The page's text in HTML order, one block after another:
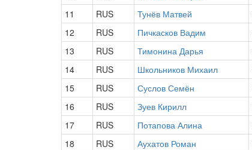
11
RUS Тунёв Матвей
12
RUS Пичкасков Вадим
13
RUS Тимонина Дарья
14
RUS Школьников Михаил
15
RUS Суслов Семён
16
RUS Зуев Кирилл
17
RUS Потапова Алина
18
RUS Аухатов Роман